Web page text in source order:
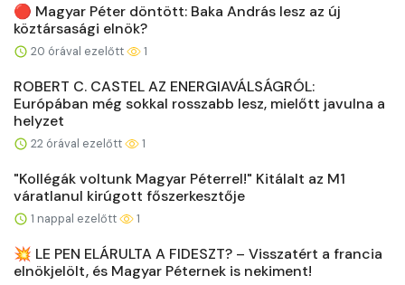
🔴 Magyar Péter döntött: Baka András lesz az új
köztársasági elnök?
20 órával ezelőtt 1
ROBERT C. CASTEL AZ ENERGIAVÁLSÁGRÓL:
Európában még sokkal rosszabb lesz, mielőtt javulna a
helyzet
22 órával ezelőtt 1
"Kollégák voltunk Magyar Péterrel!" Kitálalt az M1
váratlanul kirúgott főszerkesztője
1 nappal ezelőtt 1
💥 LE PEN ELÁRULTA A FIDESZT? – Visszatért a francia
elnökjelölt, és Magyar Péternek is nekiment!